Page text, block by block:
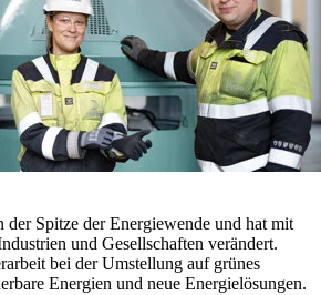
der Spitze der Energiewende und hat mit
und Gesellschaften verändert.
bei der Umstellung auf grünes
Energien und neue Energielösungen.